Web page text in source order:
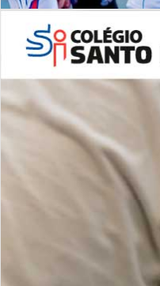
Desafios | Saiba mais